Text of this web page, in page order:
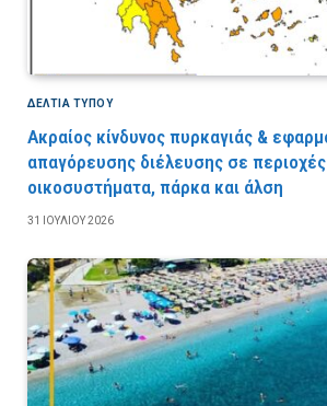
ΔΕΛΤΙΑ ΤΥΠΟΥ
Ακραίος κίνδυνος πυρκαγιάς &
απαγόρευσης διέλευσης σε περιοχές
οικοσυστήματα, πάρκα και άλση
31 ΙΟΥΛΊΟΥ 2026